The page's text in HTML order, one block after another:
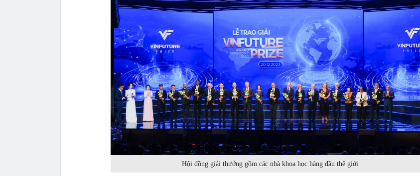
Hội đồng giải thưởng gồm các nhà khoa học hàng đầu thế giới